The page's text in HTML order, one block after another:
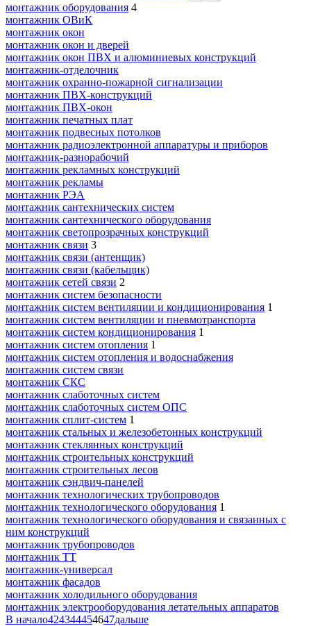
монтажник оборудования 4
монтажник ОВиК
монтажник окон
монтажник окон и дверей
монтажник окон ПВХ и алюминиевых конструкций
монтажник-отделочник
монтажник охранно-пожарной сигнализации
монтажник ПВХ-конструкций
монтажник ПВХ-окон
монтажник печатных плат
монтажник подвесных потолков
монтажник радиоэлектронной аппаратуры и приборов
монтажник-разнорабочий
монтажник рекламных конструкций
монтажник рекламы
монтажник РЭА
монтажник сантехнических систем
монтажник сантехнического оборудования
монтажник светопрозрачных конструкций
монтажник связи 3
монтажник связи (антенщик)
монтажник связи (кабельщик)
монтажник сетей связи 2
монтажник систем безопасности
монтажник систем вентиляции и кондиционирования 1
монтажник систем вентиляции и пневмотранспорта
монтажник систем кондиционирования 1
монтажник систем отопления 1
монтажник систем отопления и водоснабжения
монтажник систем связи
монтажник СКС
монтажник слаботочных систем
монтажник слаботочных систем ОПС
монтажник сплит-систем 1
монтажник стальных и железобетонных конструкций
монтажник стеклянных конструкций
монтажник строительных конструкций
монтажник строительных лесов
монтажник сэндвич-панелей
монтажник технологических трубопроводов
монтажник технологического оборудования 1
монтажник технологического оборудования и связанных с
ним конструкций
монтажник трубопроводов
монтажник ТТ
монтажник-универсал
монтажник фасадов
монтажник холодильного оборудования
монтажник электрооборудования летательных аппаратов
В начало424344454647дальше